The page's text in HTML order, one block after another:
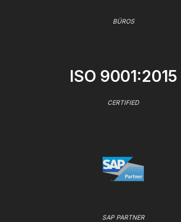
BÜROS
ISO 9001:2015
CERTIFIED
SAP PARTNER